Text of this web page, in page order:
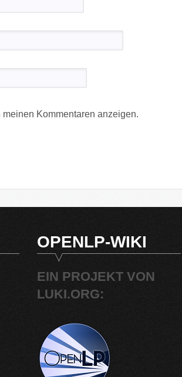
meinen Kommentaren anzeigen.
OPENLP-WIKI
EIN PROJEKT VON
LUKI.ORG: